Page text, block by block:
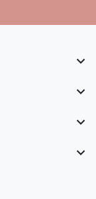



